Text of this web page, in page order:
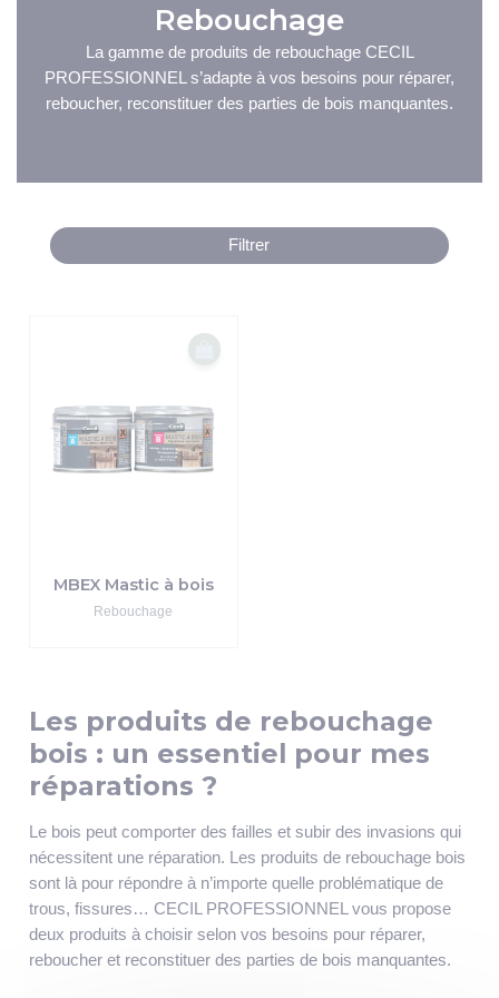
Rebouchage
La gamme de produits de rebouchage CECIL
PROFESSIONNEL s’adapte à vos besoins pour réparer,
reboucher, reconstituer des parties de bois manquantes.
Filtrer
MBEX Mastic à bois
Rebouchage
Les produits de rebouchage
bois : un essentiel pour mes
réparations ?
Le bois peut comporter des failles et subir des invasions qui
nécessitent une réparation. Les produits de rebouchage bois
sont là pour répondre à n’importe quelle problématique de
trous, fissures… CECIL PROFESSIONNEL vous propose
deux produits à choisir selon vos besoins pour réparer,
reboucher et reconstituer des parties de bois manquantes.